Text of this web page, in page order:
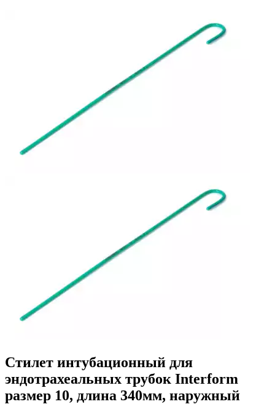
Стилет интубационный для
эндотрахеальных трубок Interform
размер 10, длина 340мм, наружный